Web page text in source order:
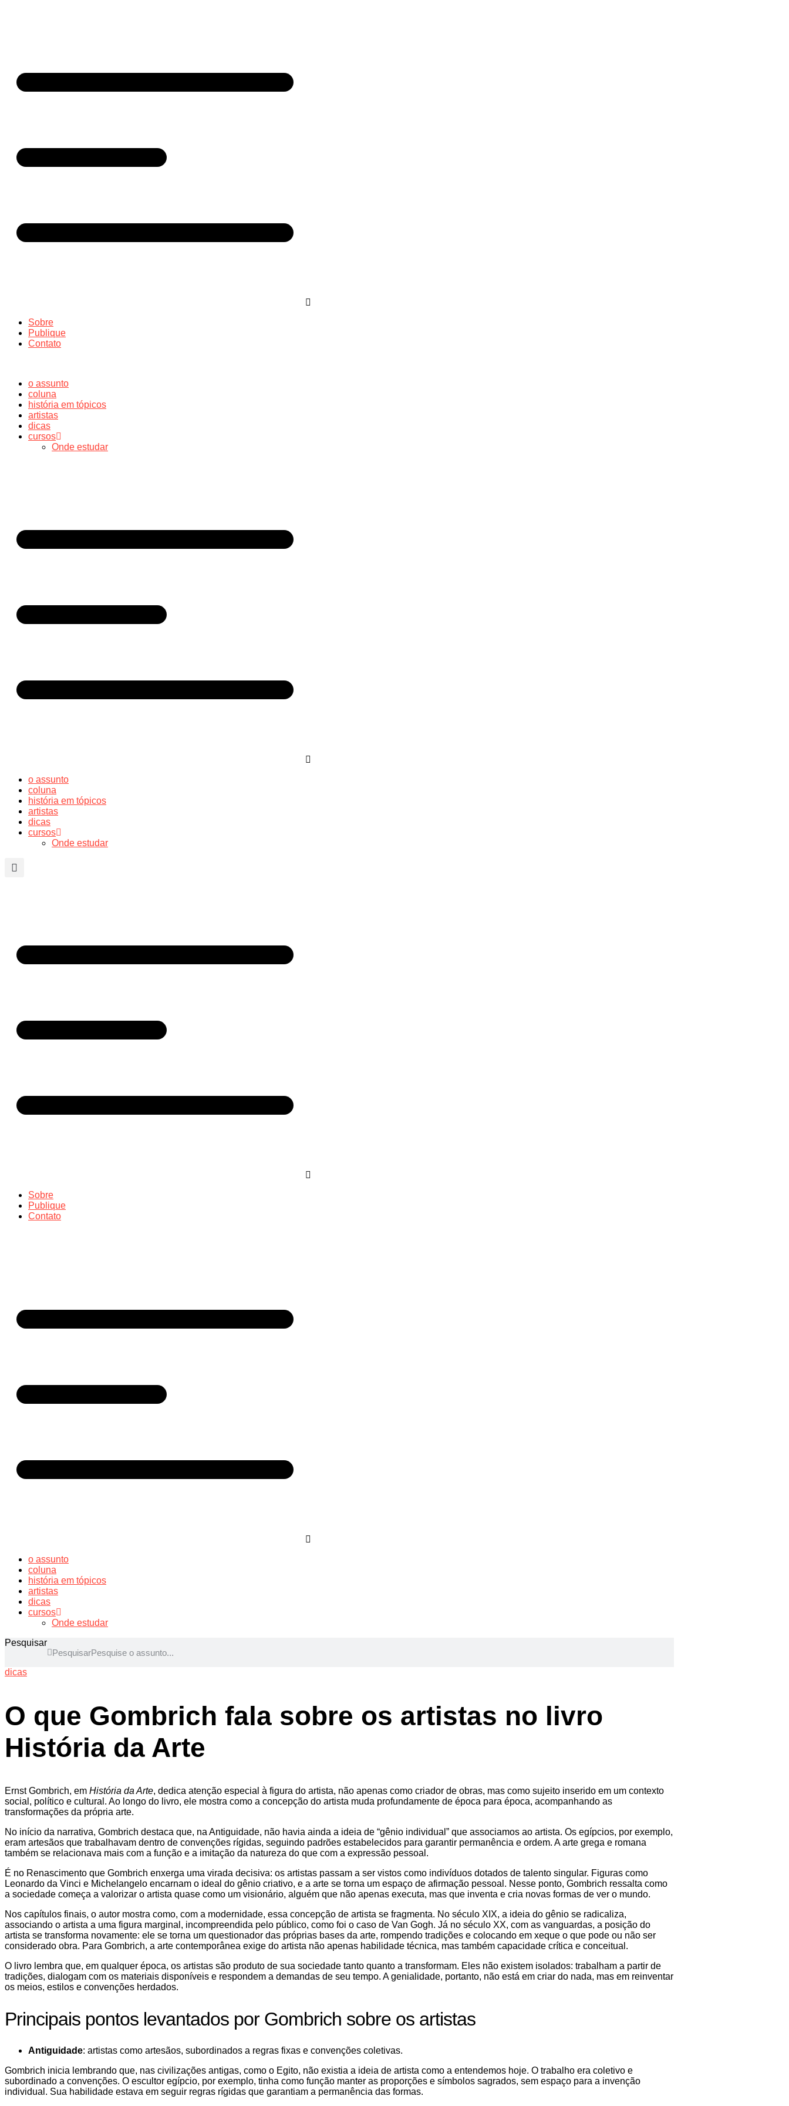
Sobre
Publique
Contato
o assunto
coluna
história em tópicos
artistas
dicas
cursos
Onde estudar
o assunto
coluna
história em tópicos
artistas
dicas
cursos
Onde estudar
Sobre
Publique
Contato
o assunto
coluna
história em tópicos
artistas
dicas
cursos
Onde estudar
Pesquisar
Pesquisar
dicas
O que Gombrich fala sobre os artistas no livro
História da Arte
Ernst Gombrich, em História da Arte, dedica atenção especial à figura do artista, não apenas como criador de obras, mas como sujeito inserido em um contexto
social, político e cultural. Ao longo do livro, ele mostra como a concepção do artista muda profundamente de época para época, acompanhando as
transformações da própria arte.
No início da narrativa, Gombrich destaca que, na Antiguidade, não havia ainda a ideia de “gênio individual” que associamos ao artista. Os egípcios, por exemplo,
eram artesãos que trabalhavam dentro de convenções rígidas, seguindo padrões estabelecidos para garantir permanência e ordem. A arte grega e romana
também se relacionava mais com a função e a imitação da natureza do que com a expressão pessoal.
É no Renascimento que Gombrich enxerga uma virada decisiva: os artistas passam a ser vistos como indivíduos dotados de talento singular. Figuras como
Leonardo da Vinci e Michelangelo encarnam o ideal do gênio criativo, e a arte se torna um espaço de afirmação pessoal. Nesse ponto, Gombrich ressalta como
a sociedade começa a valorizar o artista quase como um visionário, alguém que não apenas executa, mas que inventa e cria novas formas de ver o mundo.
Nos capítulos finais, o autor mostra como, com a modernidade, essa concepção de artista se fragmenta. No século XIX, a ideia do gênio se radicaliza,
associando o artista a uma figura marginal, incompreendida pelo público, como foi o caso de Van Gogh. Já no século XX, com as vanguardas, a posição do
artista se transforma novamente: ele se torna um questionador das próprias bases da arte, rompendo tradições e colocando em xeque o que pode ou não ser
considerado obra. Para Gombrich, a arte contemporânea exige do artista não apenas habilidade técnica, mas também capacidade crítica e conceitual.
O livro lembra que, em qualquer época, os artistas são produto de sua sociedade tanto quanto a transformam. Eles não existem isolados: trabalham a partir de
tradições, dialogam com os materiais disponíveis e respondem a demandas de seu tempo. A genialidade, portanto, não está em criar do nada, mas em reinventar
os meios, estilos e convenções herdados.
Principais pontos levantados por Gombrich sobre os artistas
Antiguidade: artistas como artesãos, subordinados a regras fixas e convenções coletivas.
Gombrich inicia lembrando que, nas civilizações antigas, como o Egito, não existia a ideia de artista como a entendemos hoje. O trabalho era coletivo e
subordinado a convenções. O escultor egípcio, por exemplo, tinha como função manter as proporções e símbolos sagrados, sem espaço para a invenção
individual. Sua habilidade estava em seguir regras rígidas que garantiam a permanência das formas.